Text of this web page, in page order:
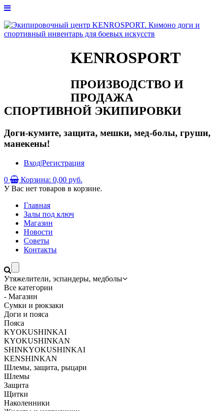
KENROSPORT
ПРОИЗВОДСТВО И
ПРОДАЖА
СПОРТИВНОЙ ЭКИПИРОВКИ
Доги-кумите, защита, мешки, мед-болы, груши,
манекены!
Вход|Регистрация
0
Корзина: 0,00 руб.
У Вас нет товаров в корзине.
Главная
Залы под ключ
Магазин
Новости
Советы
Контакты
Утяжелители, эспандеры, медболы
Все категории
- Магазин
Сумки и рюкзаки
Доги и пояса
Пояса
KYOKUSHINKAI
KYOKUSHINKAN
SHINKYOKUSHINKAI
KENSHINKAN
Шлемы, защита, рыцари
Шлемы
Защита
Щитки
Наколенники